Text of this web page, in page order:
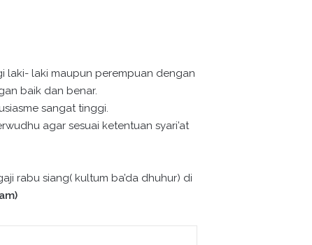
laki- laki maupun perempuan dengan
baik dan benar.
sangat tinggi.
agar sesuai ketentuan syari’at
rabu siang( kultum ba’da dhuhur) di